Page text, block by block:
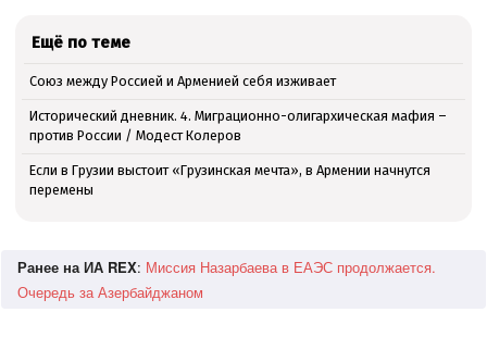
Ещё по теме
Союз между Россией и Арменией себя изживает
Исторический дневник. 4. Миграционно-олигархическая мафия –
против России / Модест Колеров
Если в Грузии выстоит «Грузинская мечта», в Армении начнутся
перемены
Ранее на ИА REX: Миссия Назарбаева в ЕАЭС продолжается.
Очередь за Азербайджаном